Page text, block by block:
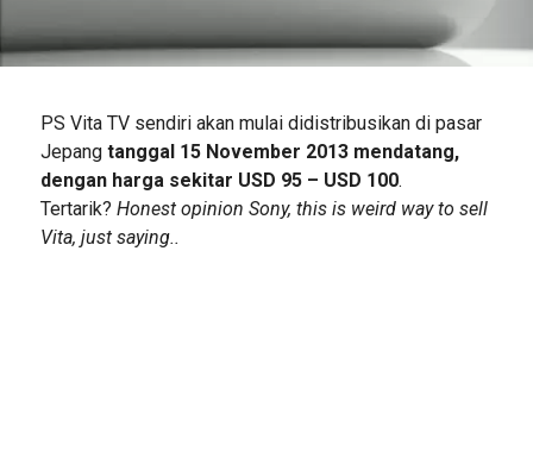
PS Vita TV sendiri akan mulai didistribusikan di pasar
Jepangtanggal 15 November 2013 mendatang,
dengan harga sekitar USD 95 – USD 100.
Tertarik? Honest opinion Sony, this is weird way to sell
Vita, just saying..